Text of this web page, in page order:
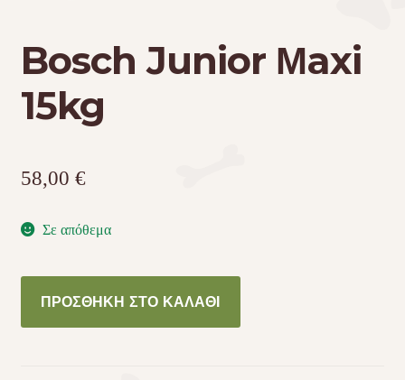
Τσάντες μεταφοράς
Επικοινωνία
Bosch Junior Μaxi
15kg
58,00 €
Σε απόθεμα
Junior
Μaxi
ΠΡΟΣΘΉΚΗ ΣΤΟ ΚΑΛΆΘΙ